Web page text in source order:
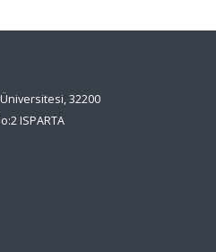
32200
ISPARTA